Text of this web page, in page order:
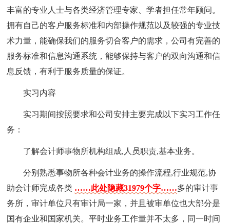
丰富的专业人士与各类经济管理专家、学者担任常年顾问。
拥有自己的客户服务标准和内部操作规范以及较强的专业技
术力量，能确保我们的服务切合客户的需求，公司有完善的
服务标准和信息沟通系统，能够保持与客户的双向沟通和信
息反馈，有利于服务质量的保证。
实习内容
实习期间按照要求和公司安排主要完成以下实习工作任
务：
了解会计师事物所机构组成,人员职责,基本业务。
分别熟悉事物所各种会计业务的操作流程,行业规范,协
助会计师完成各类 ……此处隐藏31979个字……多的审计事
务所，审计单位只有审计局一家，并且被审单位也大部分是
国有企业和国家机关。平时业务工作量并不太多，同一时间